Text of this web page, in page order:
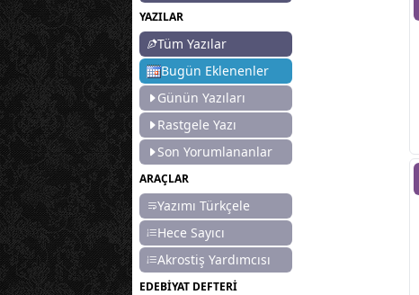
YAZILAR
Tüm Yazılar
Bugün Eklenenler
Günün Yazıları
Rastgele Yazı
Son Yorumlananlar
ARAÇLAR
Yazımı Türkçele
Hece Sayıcı
Akrostiş Yardımcısı
EDEBİYAT DEFTERİ